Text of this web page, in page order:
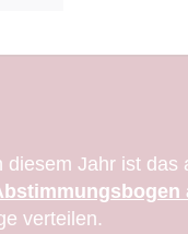
Jahr ist das
verteilen.